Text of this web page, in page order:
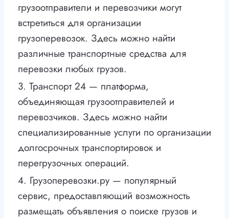
грузоотправители и перевозчики могут
встретиться для организации
грузоперевозок. Здесь можно найти
различные транспортные средства для
перевозки любых грузов.
3. Транспорт 24 — платформа,
объединяющая грузоотправителей и
перевозчиков. Здесь можно найти
специализированные услуги по организации
долгосрочных транспортировок и
перегрузочных операций.
4. Грузоперевозки.ру — популярный
сервис, предоставляющий возможность
размещать объявления о поиске грузов и